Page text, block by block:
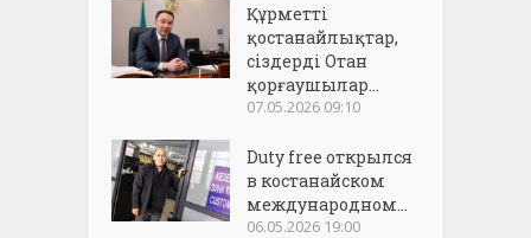
Құрметті
қостанайлықтар,
сіздерді Отан
қорғаушылар...
07.05.2026 09:10
Duty free открылся
в костанайском
международном...
06.05.2026 19:00